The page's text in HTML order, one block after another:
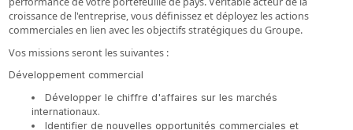
croissance de l'entreprise, vous définissez et déployez les actions
commerciales en lien avec les objectifs stratégiques du Groupe.
Vos missions seront les suivantes :
Développement commercial
Développer le chiffre d'affaires sur les marchés
internationaux.
Identifier de nouvelles opportunités commerciales et